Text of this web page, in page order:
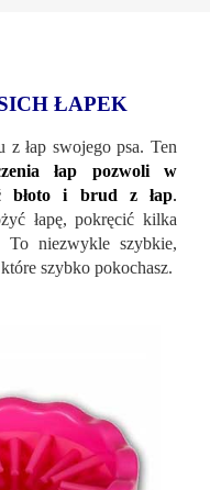
ŁAPEK
z łap swojego psa. Ten
łap pozwoli w
błoto i brud z łap.
łapę, pokręcić kilka
To niezwykle szybkie,
szybko pokochasz.